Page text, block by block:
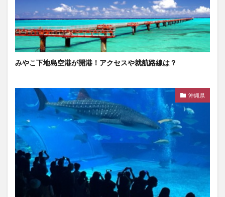
みやこ下地島空港が開港！アクセスや就航路線は？
沖縄県